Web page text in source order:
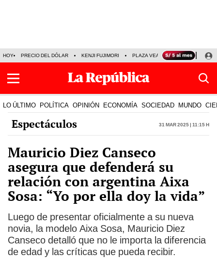
HOY PRECIO DEL DÓLAR KENJI FUJIMORI PLAZA VEA FERIADOS
LO ÚLTIMO POLÍTICA OPINIÓN ECONOMÍA SOCIEDAD MUNDO
Espectáculos 31 Mar 2025 | 11:15 h
Mauricio Diez Canseco
asegura que defenderá su
relación con argentina Aixa
Sosa: “Yo por ella doy la vida”
Luego de presentar oficialmente a su nueva
novia, la modelo Aixa Sosa, Mauricio Diez
Canseco detalló que no le importa la diferencia
de edad y las críticas que pueda recibir.